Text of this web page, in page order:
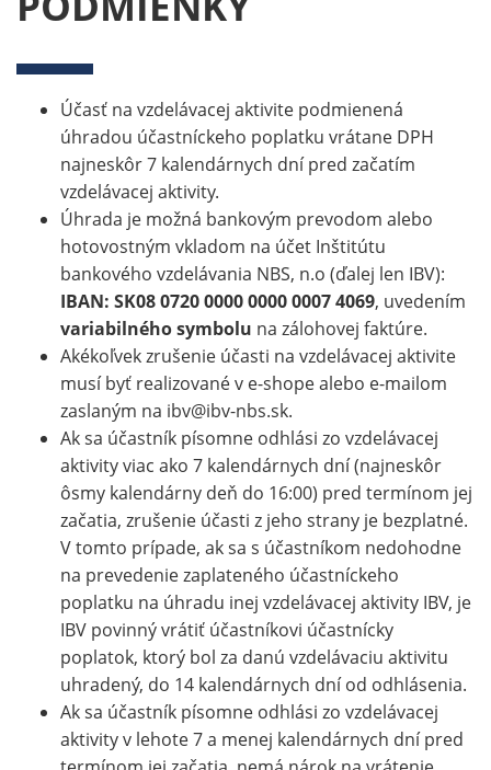
Účasť na vzdelávacej aktivite podmienená
úhradou účastníckeho poplatku vrátane DPH
najneskôr 7 kalendárnych dní pred začatím
vzdelávacej aktivity.
Úhrada je možná bankovým prevodom alebo
hotovostným vkladom na účet Inštitútu
bankového vzdelávania NBS, n.o (ďalej len IBV):
IBAN: SK08 0720 0000 0000 0007 4069, uvedením
variabilného symbolu na zálohovej faktúre.
Akékoľvek zrušenie účasti na vzdelávacej aktivite
musí byť realizované v e-shope alebo e-mailom
zaslaným na ibv@ibv-nbs.sk.
Ak sa účastník písomne odhlási zo vzdelávacej
aktivity viac ako 7 kalendárnych dní (najneskôr
ôsmy kalendárny deň do 16:00) pred termínom jej
začatia, zrušenie účasti z jeho strany je bezplatné.
V tomto prípade, ak sa s účastníkom nedohodne
na prevedenie zaplateného účastníckeho
poplatku na úhradu inej vzdelávacej aktivity IBV, je
IBV povinný vrátiť účastníkovi účastnícky
poplatok, ktorý bol za danú vzdelávaciu aktivitu
uhradený, do 14 kalendárnych dní od odhlásenia.
Ak sa účastník písomne odhlási zo vzdelávacej
aktivity v lehote 7 a menej kalendárnych dní pred